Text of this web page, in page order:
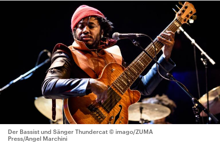
Der Bassist und Sänger Thundercat © imago/ZUMA
Press/Angel Marchini